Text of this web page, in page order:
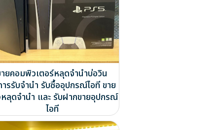
ยคอมพิวเตอร์หลุดจำนำบ่อวิน
รรับจำนำ รับซื้ออุปกรณ์ไอที ขาย
ลุดจำนำ และ รับฝากขายอุปกรณ์
ไอที